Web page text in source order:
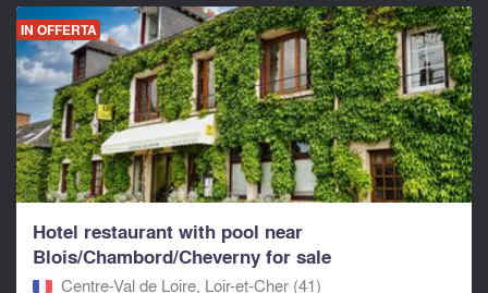
IN OFFERTA
Hotel restaurant with pool near
Blois/Chambord/Cheverny for sale
Centre-Val de Loire, Loir-et-Cher (41)